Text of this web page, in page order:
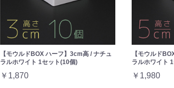
【モウルドBOX ハーフ】3cm高 / ナチュ
ラルホワイト 1セット(10個)
￥1,870
【モウルド
ラルホワイト
￥1,980